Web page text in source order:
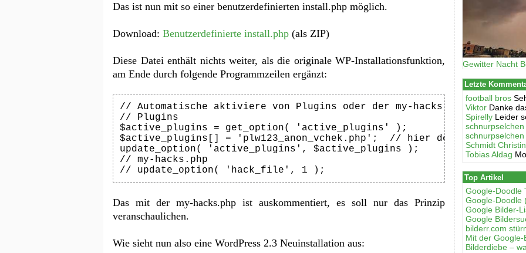
Das ist nun mit so einer benutzerdefinierten install.php möglich.
Download: Benutzerdefinierte install.php (als ZIP)
Diese Datei enthält nichts weiter, als die originale WP-Installationsfunktion,
am Ende durch folgende Programmzeilen ergänzt:
// Automatische aktiviere von Plugins oder der my-hacks.php
// Plugins
$active_plugins = get_option( 'active_plugins' );
$active_plugins[] = 'plw123_anon_vchek.php';  // hier den Plugin-
update_option( 'active_plugins', $active_plugins );
// my-hacks.php
// update_option( 'hack_file', 1 );
Das mit der my-hacks.php ist auskommentiert, es soll nur das Prinzip
veranschaulichen.
Wie sieht nun also eine WordPress 2.3 Neuinstallation aus:
Gewitter Nacht
Letzte
football bros
Viktor Danke
Spirelly Leider
schnurpselchen
schnurpselchen
Schmidt
Tobias Aldag
Top Artikel
Google-Doodle
Google-Doodle
Google Bilder-
Google
bilderr.соm
Mit der
Bilderdiebe –